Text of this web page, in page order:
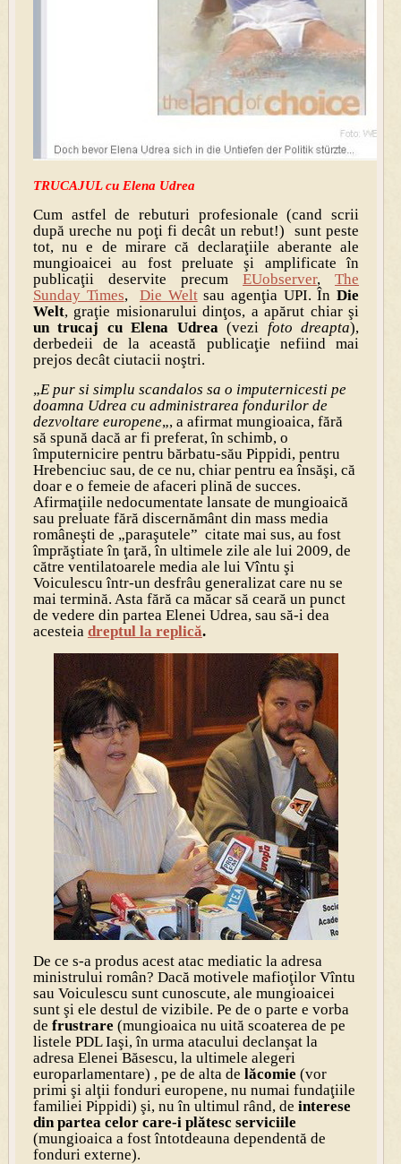
TRUCAJUL cu Elena Udrea
Cum astfel de rebuturi profesionale (cand scrii
după ureche nu poţi fi decât un rebut!) sunt peste
tot, nu e de mirare că declaraţiile aberante ale
mungioaicei au fost preluate şi amplificate în
publicaţii deservite precumEUobserver,The
Sunday Times, Die Weltsau agenţia UPI. ÎnDie
Welt, graţie misionarului dinţos, a apărut chiar şi
un trucaj cu Elena Udrea(vezi foto dreapta),
derbedeii de la această publicaţie nefiind mai
prejos decât ciutacii noştri.
„E pur si simplu scandalos sa o imputernicesti pe
doamna Udrea cu administrarea fondurilor de
dezvoltare europene„, a afirmat mungioaica, fără
să spună dacă ar fi preferat, în schimb, o
împuternicire pentru bărbatu-său Pippidi, pentru
Hrebenciuc sau, de ce nu, chiar pentru ea însăşi, că
doar e o femeie de afaceri plină de succes.
Afirmaţiile nedocumentate lansate de mungioaică
sau preluate fără discernământ din mass media
româneşti de „paraşutele” citate mai sus, au fost
împrăştiate în ţară, în ultimele zile ale lui 2009, de
către ventilatoarele media ale lui Vîntu şi
Voiculescu într-un desfrâu generalizat care nu se
mai termină. Asta fără ca măcar să ceară un punct
de vedere din partea Elenei Udrea, sau să-i dea
acesteia dreptul la replică.
De ce s-a produs acest atac mediatic la adresa
ministrului român? Dacă motivele mafioţilor Vîntu
sau Voiculescu sunt cunoscute, ale mungioaicei
sunt şi ele destul de vizibile. Pe de o parte e vorba
de frustrare (mungioaica nu uită scoaterea de pe
listele PDL Iaşi, în urma atacului declanşat la
adresa Elenei Băsescu, la ultimele alegeri
europarlamentare) , pe de alta de lăcomie (vor
primi şi alţii fonduri europene, nu numai fundaţiile
familiei Pippidi) şi, nu în ultimul rând, de interese
din partea celor care-i plătesc serviciile
(mungioaica a fost întotdeauna dependentă de
fonduri externe).